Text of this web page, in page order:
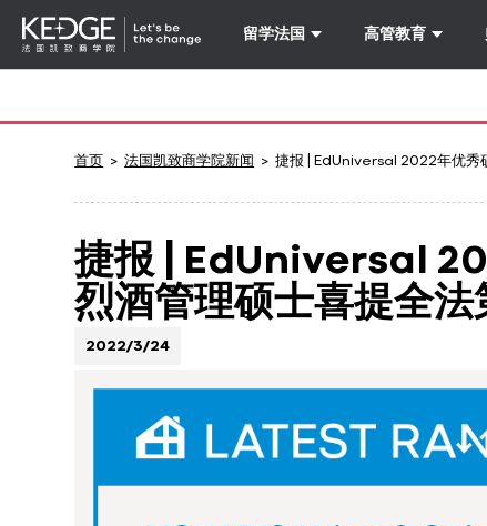
留学法国 高管教育
首页 法国凯致商学院新闻 捷报 | EdUniversal 2022年优秀
捷报 | EdUniversal
烈酒管理硕士喜提全法
2022/3/24